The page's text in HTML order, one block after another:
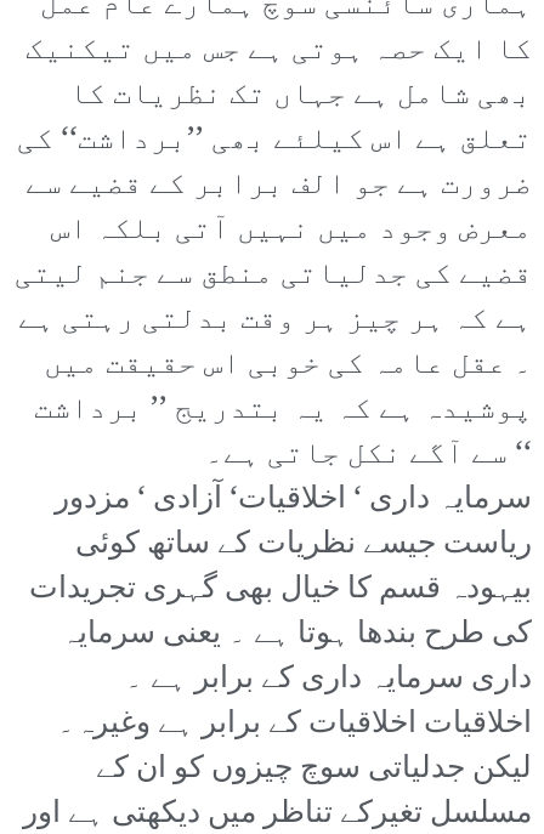
کا ایک حصہ ہوتی ہے جس میں تیکنیک
بھی شامل ہے جہاں تک نظریات کا
تعلق ہے اس کیلئے بھی ’’برداشت‘‘ کی
ضرورت ہے جو الف برابر کے قضیے سے
معرض وجود میں نہیں آتی بلکہ اس
قضیے کی جدلیاتی منطق سے جنم لیتی
ہے کہ ہر چیز ہر وقت بدلتی رہتی ہے
۔ عقل عامہ کی خوبی اس حقیقت میں
پوشیدہ ہے کہ یہ بتدریج ’’ برداشت
‘‘ سے آگے نکل جاتی ہے۔
سرمایہ داری ‘ اخلاقیات‘ آزادی ‘ مزدور
ریاست جیسے نظریات کے ساتھ کوئی
بیہودہ قسم کا خیال بھی گہری تجریدات
کی طرح بندھا ہوتا ہے ۔ یعنی سرمایہ
داری سرمایہ داری کے برابر ہے ۔
اخلاقیات اخلاقیات کے برابر ہے وغیرہ۔
لیکن جدلیاتی سوچ چیزوں کو ان کے
مسلسل تغیرکے تناظر میں دیکھتی ہے اور